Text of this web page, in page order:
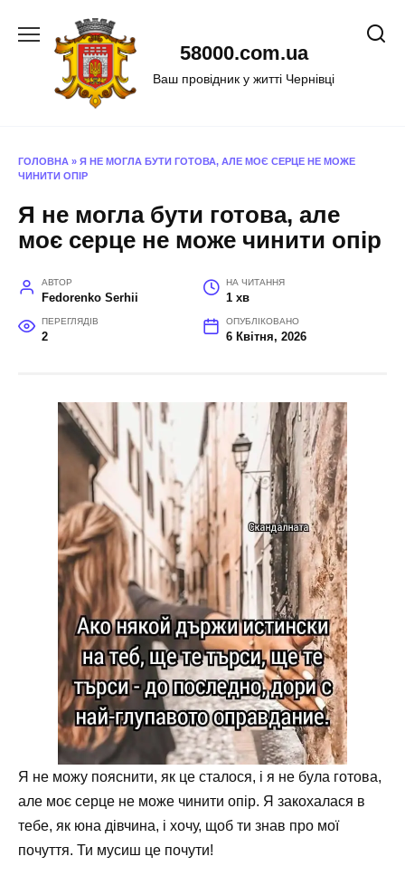
58000.com.ua
Ваш провідник у житті Чернівці
ГОЛОВНА » Я НЕ МОГЛА БУТИ ГОТОВА, АЛЕ МОЄ СЕРЦЕ НЕ МОЖЕ
ЧИНИТИ ОПІР
Я не могла бути готова, але
моє серце не може чинити опір
АВТОР
Fedorenko Serhii
НА ЧИТАННЯ
1 хв
ПЕРЕГЛЯДІВ
2
ОПУБЛІКОВАНО
6 Квітня, 2026
Я не можу пояснити, як це сталося, і я не була готова,
але моє серце не може чинити опір. Я закохалася в
тебе, як юна дівчина, і хочу, щоб ти знав про мої
почуття. Ти мусиш це почути!